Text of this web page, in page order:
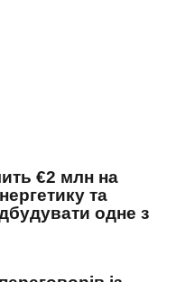
€2 млн на
та
одне з